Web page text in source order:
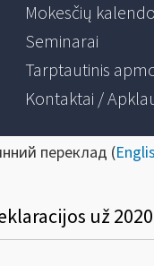
Mokesčių
Seminarai
Tarptautinis
Kontaktai /
переклад (